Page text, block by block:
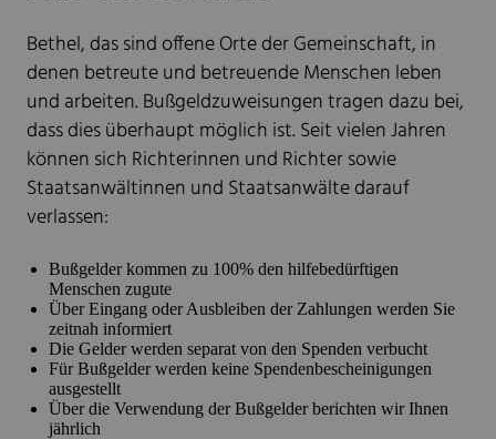
Bethel, das sind offene Orte der Gemeinschaft, in
denen betreute und betreuende Menschen leben
und arbeiten. Bußgeldzuweisungen tragen dazu bei,
dass dies überhaupt möglich ist. Seit vielen Jahren
können sich Richterinnen und Richter sowie
Staatsanwältinnen und Staatsanwälte darauf
verlassen:
Bußgelder kommen zu 100% den hilfebedürftigen
Menschen zugute
Über Eingang oder Ausbleiben der Zahlungen werden Sie
zeitnah informiert
Die Gelder werden separat von den Spenden verbucht
Für Bußgelder werden keine Spendenbescheinigungen
ausgestellt
Über die Verwendung der Bußgelder berichten wir Ihnen
jährlich